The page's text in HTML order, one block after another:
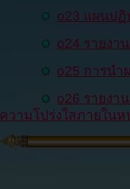
o23 แผนปฏิ
o24 รายงา
o25 การนำ
o26 รายงา
ความโปร่งใสภายในห